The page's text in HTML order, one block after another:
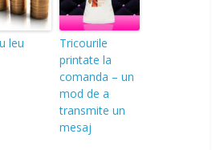
leu
Tricourile
printate la
comanda – un
mod de a
transmite un
mesaj